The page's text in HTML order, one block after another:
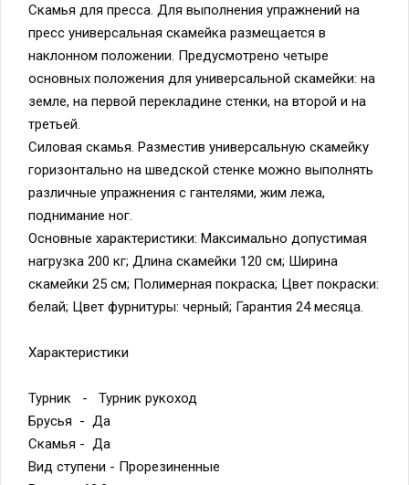
Скамья для пресса. Для выполнения упражнений на
пресс универсальная скамейка размещается в
наклонном положении. Предусмотрено четыре
основных положения для универсальной скамейки: на
земле, на первой перекладине стенки, на второй и на
третьей.
Силовая скамья. Разместив универсальную скамейку
горизонтально на шведской стенке можно выполнять
различные упражнения с гантелями, жим лежа,
поднимание ног.
Основные характеристики: Максимально допустимая
нагрузка 200 кг; Длина скамейки 120 см; Ширина
скамейки 25 см; Полимерная покраска; Цвет покраски:
белай; Цвет фурнитуры: черный; Гарантия 24 месяца.
Характеристики
Турник - Турник рукоход
Брусья - Да
Скамья - Да
Вид ступени - Прорезиненные